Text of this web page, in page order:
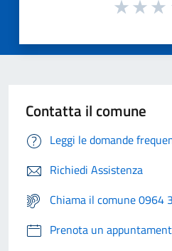
Contatta il comune
Leggi le domande
Richiedi Assistenza
Chiama il comune 0964
Prenota un